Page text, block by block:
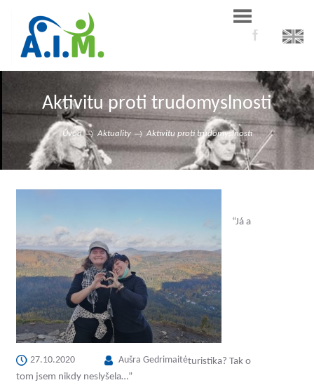
Aktivitu proti trudomyslnosti
Úvod Aktuality Aktivitu proti trudomyslnosti
27.10.2020 Aušra Gedrimaitė
“Já a
turistika? Tak o
tom jsem nikdy neslyšela…”